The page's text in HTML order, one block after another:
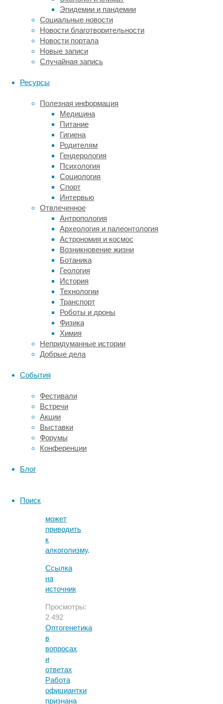
Эпидемии и пандемии
Социальные новости
Новости благотворительности
Новости портала
Новые записи
Случайная запись
Ресурсы
Полезная информация
Медицина
Питание
Гигиена
Родителям
Гендерология
Психология
Социология
Спорт
Интервью
Отвлеченное
Антропология
Археология и палеонтология
Астрономия и космос
Возникновение жизни
Ботаника
Геология
История
Технологии
Транспорт
Роботы и дроны
Физика
Химия
Непридуманные истории
Добрые дела
События
Фестивали
Встречи
Акции
Выставки
Форумы
Конференции
Блог
Поиск
Среди
гипотез
—
стресс
из-
за
преобладание
образа
жизни,
дефицит
времени,
которое
работники
могут
уделить
собственному
здоровью,
или
же
сочетание
этих
других
факторов.
России
рабочая
неделя,
согласно
законодательству,
не
превышать
часов.
Международная
группа
ученых
пришла
к
может
приводить
к
алкоголизму.
Ссылка
на
источник
Просмотры:
2 492
Оптогенетика
в
вопросах
и
ответах
Работа
официантки
признана